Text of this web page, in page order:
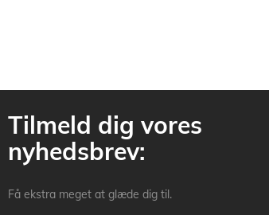
Tilmeld dig vores
nyhedsbrev:
Få ekstra meget at glæde dig til.